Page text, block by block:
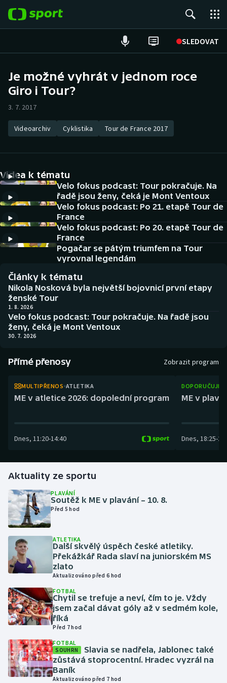
SLEDOVAT
Hokej
Atletika
DALŠÍ SPORTY
Americký fotbal
Baseball a softbal
Biatlon
Boby a skeleton
Box
Curling
Dostihy
Gymnastika
Házená
Jezdectví
Judo
Krasobruslení
Lezení
Lyže a snowboard
Moderní pětiboj
Motorsport
NEPŘEHLÉDNĚTE
Historické návraty
Aplikace ČT sport
AZ kvíz
Je možné vyhrát v jednom roce
Giro i Tour?
3. 7. 2017
Videoarchiv Cyklistika Tour de France 2017
Videa k tématu
Velo fokus podcast: Tour pokračuje. Na
řadě jsou ženy, čeká je Mont Ventoux
Velo fokus podcast: Po 21. etapě Tour de
France
Velo fokus podcast: Po 20. etapě Tour de
France
Pogačar se pátým triumfem na Tour
vyrovnal legendám
Články k tématu
Nikola Nosková byla největší bojovnicí první etapy
ženské Tour
1. 8. 2026
Velo fokus podcast: Tour pokračuje. Na řadě jsou
ženy, čeká je Mont Ventoux
30. 7. 2026
Přímé přenosy Zobrazit program
MULTIPŘENOS ATLETIKA
ME v atletice 2026: dopolední program
Dnes, 11:20-14:40
ME v
Dnes, 18:25-
Aktuality ze sportu
PLAVÁNÍ
Soutěž k ME v plavání – 10. 8.
Před 5 hod
ATLETIKA
Další skvělý úspěch české atletiky.
Překážkář Rada slaví na juniorském MS
zlato
Aktualizováno před 6 hod
FOTBAL
Chytil se trefuje a neví, čím to je. Vždy
jsem začal dávat góly až v sedmém kole,
říká
Před 7 hod
FOTBAL
SOUHRN
Slavia se nadřela, Jablonec také
zůstává stoprocentní. Hradec vyzrál na
Baník
Aktualizováno před 7 hod